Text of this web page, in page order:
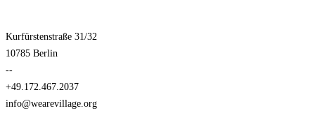
Kurfürstenstraße 31/32
10785 Berlin
--
+49.172.467.2037
info@wearevillage.org